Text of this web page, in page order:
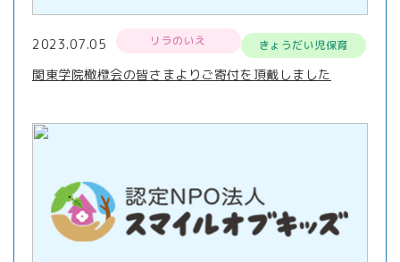
2023.07.05 リラのいえ きょうだい児保育
関東学院橄欖会の皆さまよりご寄付を頂戴しました